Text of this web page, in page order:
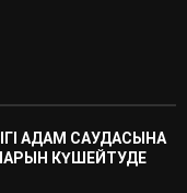
АДАМ САУДАСЫНА
КҮШЕЙТУДЕ